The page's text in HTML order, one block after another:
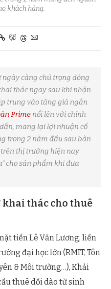
khách hàng.
càng chú trọng dòng
thác ngay sau khi nhận
trung vào tăng giá ngắn
Prime nổi lên với chính
mang lại lợi nhuận cố
trong 2 năm đầu sau bàn
thị trường hiện nay
cho sản phẩm khi đưa
khai thác cho thuê
tiền Lê Văn Lương, liền
đại học lớn (RMIT, Tôn
& Môi trường…), Khải
thuê dồi dào từ sinh